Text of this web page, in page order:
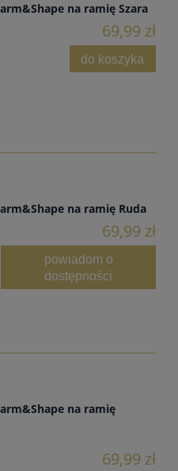
na ramię Szara
69,99 zł
do koszyka
na ramię Ruda
69,99 zł
powiadom o
dostępności
na ramię
69,99 zł